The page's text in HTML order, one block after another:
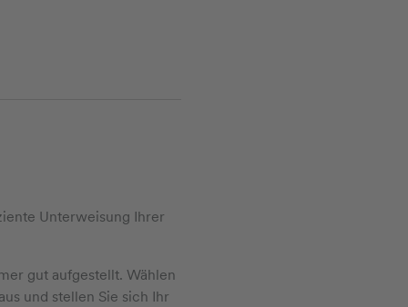
Unterweisung Ihrer
gut aufgestellt. Wählen
und stellen Sie sich Ihr